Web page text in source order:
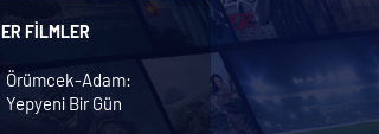
FILMLER
Örümcek-Adam:
Yepyeni Bir Gün